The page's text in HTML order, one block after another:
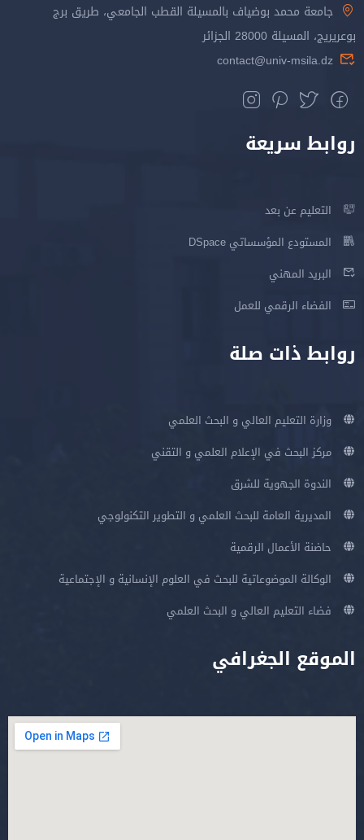
جامعة محمد بوضياف بالمسيلة القطب الجامعي، طريق برج
بوعريريج، المسيلة 28000 الجزائر
contact@univ-msila.dz
روابط سريعة
التعليم عن بعد
المستودع المؤسساتي DSpace
البريد المهني
الفضاء الرقمي للعمل
روابط ذات صلة
وزارة التعليم العالي و البحث العلمي
مركز البحث في الإعلام العلمي و التقني
الندوة الجهوية للشرق
المديرية العامة للبحث العلمي و التطوير التكنولوجي
حاضنة الأعمال الرقمية
الوكالة الموضوعاتية للبحث في العلوم الإنسانية و الإجتماعية
فضاء التعليم العالي و البحث العلمي
الموقع الجغرافي